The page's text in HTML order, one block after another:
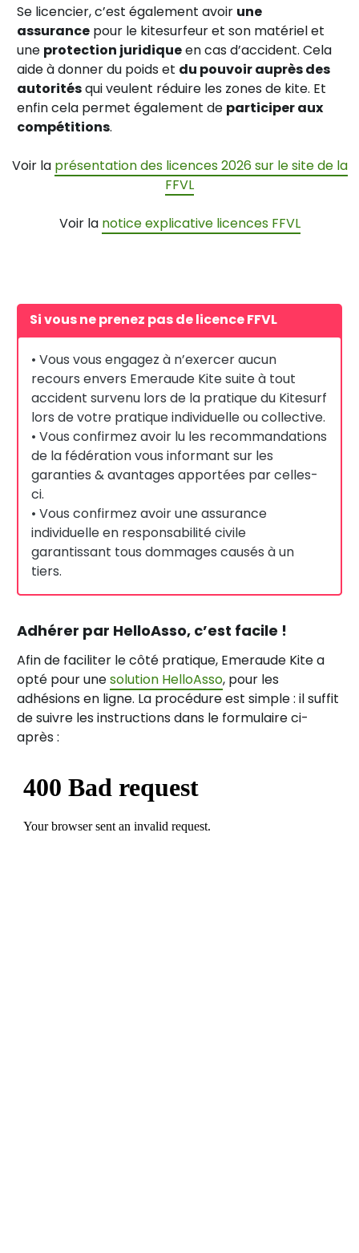
Se licencier, c’est également avoir une
assurancepour le kitesurfeur et son matériel et
une protection juridiqueen cas d’accident. Cela
aide à donner du poids et du pouvoir auprès des
autoritésqui veulent réduire les zones de kite. Et
enfin cela permet également de participer aux
compétitions.
Voir la présentation des licences 2026 sur le site de la
FFVL
Voir la notice explicative licences FFVL
Si vous ne prenez pas de licence FFVL
• Vous vous engagez à n’exercer aucun
recours envers Emeraude Kite suite à tout
accident survenu lors de la pratique du Kitesurf
lors de votre pratique individuelle ou collective.
• Vous confirmez avoir lu les recommandations
de la fédération vous informant sur les
garanties & avantages apportées par celles-
ci.
• Vous confirmez avoir une assurance
individuelle en responsabilité civile
garantissant tous dommages causés à un
tiers.
Adhérer par HelloAsso, c’est facile !
Afin de faciliter le côté pratique, Emeraude Kite a
opté pour unesolution HelloAsso, pour les
adhésions en ligne. La procédure est simple : il suffit
de suivre les instructions dans le formulaire ci-
après :